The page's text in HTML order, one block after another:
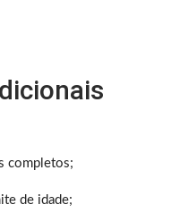
completos;
de idade;